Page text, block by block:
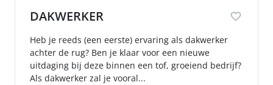
DAKWERKER
Heb je reeds (een eerste) ervaring als dakwerker
achter de rug? Ben je klaar voor een nieuwe
uitdaging bij deze binnen een tof, groeiend bedrijf?
Als dakwerker zal je vooral...